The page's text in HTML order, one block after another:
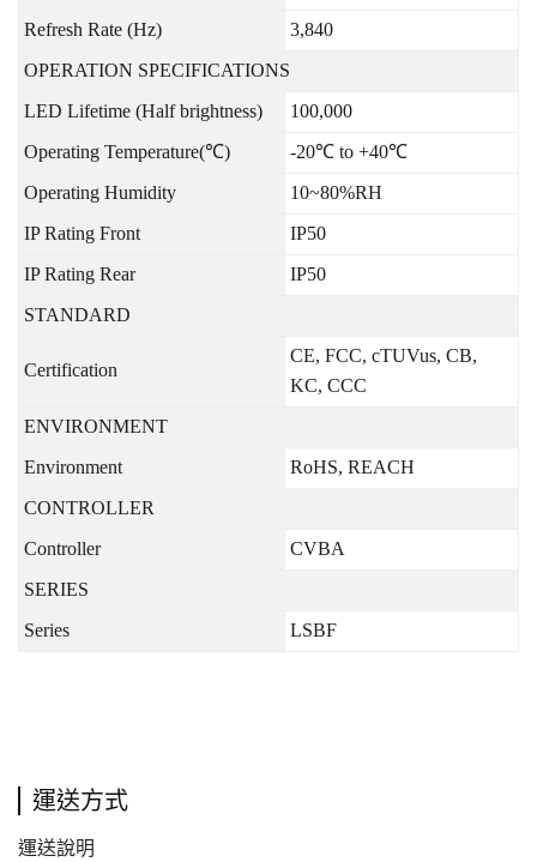
Refresh Rate (Hz)
3,840
OPERATION SPECIFICATIONS
LED Lifetime (Half brightness)
100,000
Operating Temperature(℃) -20℃ to +40℃
Operating Humidity
10~80%RH
IP Rating Front
IP50
IP Rating Rear
IP50
STANDARD
Certification
CE, FCC, cTUVus, CB,
KC, CCC
ENVIRONMENT
Environment
RoHS, REACH
CONTROLLER
Controller
CVBA
SERIES
Series
LSBF
運送方式
運送說明